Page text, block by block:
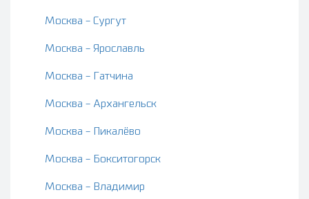
Москва - Сургут
Москва - Ярославль
Москва - Гатчина
Москва - Архангельск
Москва - Пикалёво
Москва - Бокситогорск
Москва - Владимир